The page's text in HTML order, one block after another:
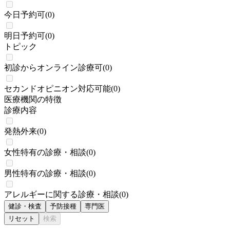
今日予約可(0)
明日予約可(0)
トピック
初診からオンライン診療可(0)
セカンドオピニオン対応可能(0)
医療機関の特徴
診療内容
発熱外来(0)
女性特有の診療・相談(0)
男性特有の診療・相談(0)
アレルギーに関する診療・相談(0)
健診・検査 予防接種
専門医
リセット
検索